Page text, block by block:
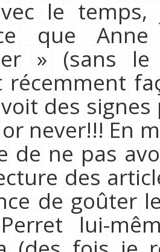
le
ce que
» (sans le
récemment
des
or never!!! En
de ne pas
des
de goûter
lui-